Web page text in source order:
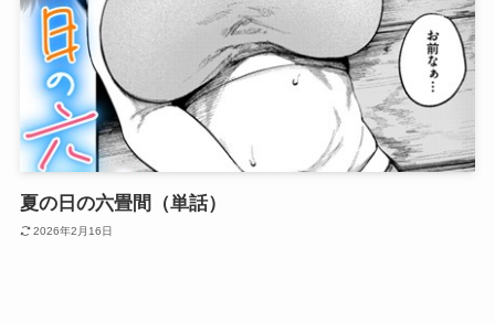
夏の日の六畳間（単話）
2026年2月16日